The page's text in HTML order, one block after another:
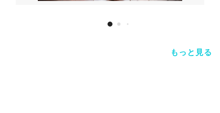
もっと見る